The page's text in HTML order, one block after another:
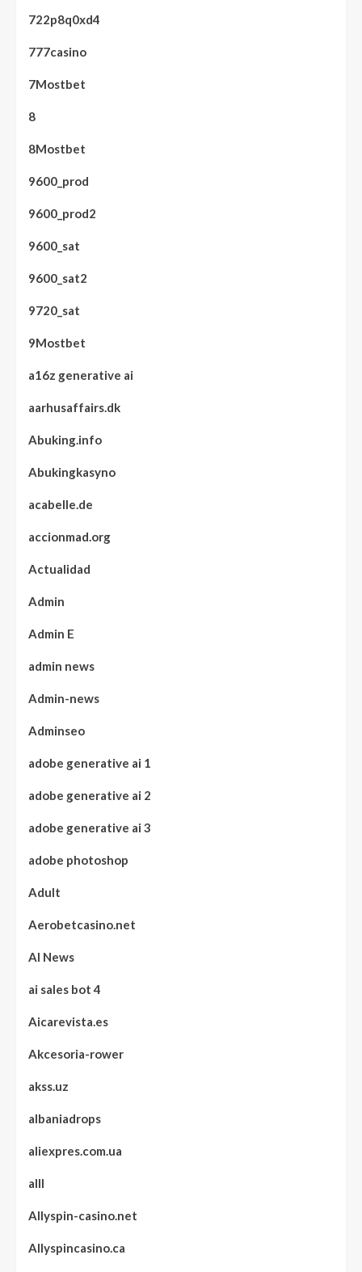
722p8q0xd4
777casino
7Mostbet
8
8Mostbet
9600_prod
9600_prod2
9600_sat
9600_sat2
9720_sat
9Mostbet
a16z generative ai
aarhusaffairs.dk
Abuking.info
Abukingkasyno
acabelle.de
accionmad.org
Actualidad
Admin
Admin E
admin news
Admin-news
Adminseo
adobe generative ai 1
adobe generative ai 2
adobe generative ai 3
adobe photoshop
Adult
Aerobetcasino.net
AI News
ai sales bot 4
Aicarevista.es
Akcesoria-rower
akss.uz
albaniadrops
aliexpres.com.ua
alll
Allyspin-casino.net
Allyspincasino.ca